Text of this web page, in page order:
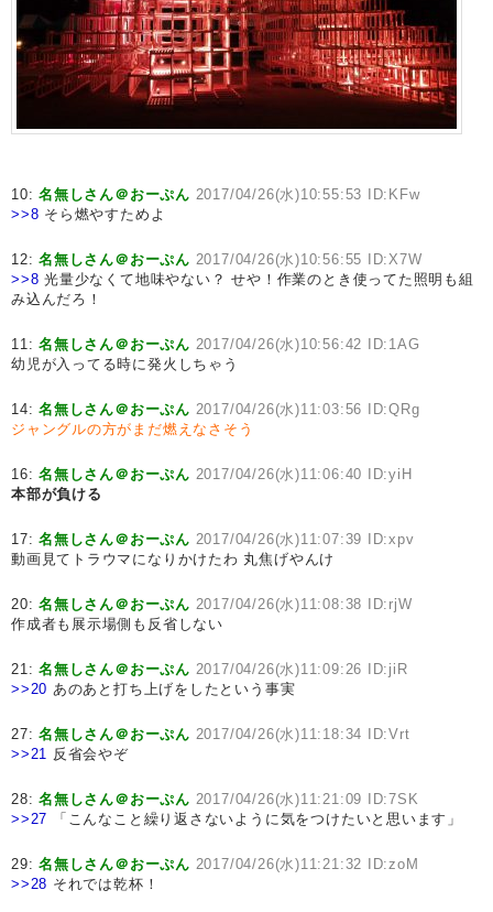
10:名無しさん＠おーぷん 2017/04/26(水)10:55:53 ID:KFw
>>8 そら燃やすためよ
12:名無しさん＠おーぷん 2017/04/26(水)10:56:55 ID:X7W
>>8 光量少なくて地味やない？ せや！作業のとき使ってた照明も組
み込んだろ！
11:名無しさん＠おーぷん 2017/04/26(水)10:56:42 ID:1AG
幼児が入ってる時に発火しちゃう
14:名無しさん＠おーぷん 2017/04/26(水)11:03:56 ID:QRg
ジャングルの方がまだ燃えなさそう
16:名無しさん＠おーぷん 2017/04/26(水)11:06:40 ID:yiH
本部が負ける
17:名無しさん＠おーぷん 2017/04/26(水)11:07:39 ID:xpv
動画見てトラウマになりかけたわ 丸焦げやんけ
20:名無しさん＠おーぷん 2017/04/26(水)11:08:38 ID:rjW
作成者も展示場側も反省しない
21:名無しさん＠おーぷん 2017/04/26(水)11:09:26 ID:jiR
>>20 あのあと打ち上げをしたという事実
27:名無しさん＠おーぷん 2017/04/26(水)11:18:34 ID:Vrt
>>21 反省会やぞ
28:名無しさん＠おーぷん 2017/04/26(水)11:21:09 ID:7SK
>>27 「こんなこと繰り返さないように気をつけたいと思います」
29:名無しさん＠おーぷん 2017/04/26(水)11:21:32 ID:zoM
>>28 それでは乾杯！